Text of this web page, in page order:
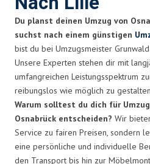
Du planst deinen Umzug von
suchst nach einem günstigen
bist du bei Umzugsmeister
Unsere Experten stehen dir mit
umfangreichen Leistungsspektrum
reibungslos wie möglich zu
Warum solltest du dich für
Osnabrück entscheiden? Wir
Service zu fairen Preisen, sondern
eine persönliche und individuelle
den Transport bis hin zur